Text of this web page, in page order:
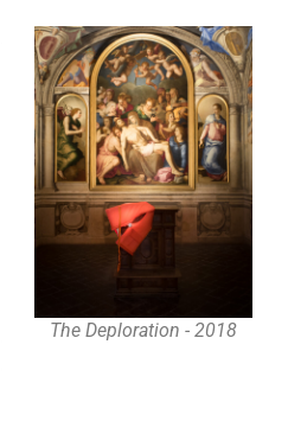
The Deploration - 2018